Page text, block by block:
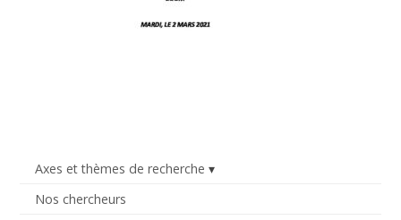
Axes et thèmes de recherche
Nos chercheurs